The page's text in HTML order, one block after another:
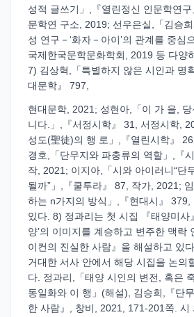
성적 글쓰기」,『열린정신 인문학연
문학연 구소, 2019; 선우은실,「김승
성 연구－‘화자－아이’의 관계를 중심
국제한국문학문화학회, 2019 등 다양
7) 김상혁,「특별하지 않은 시인과 명
대문학』 797,
현대문학, 2021; 성현아,「이 가 을,
니다.」,『서정시학』 31, 서정시학,
성도(聖徒)의 행 로」,『열린시학』
경호,「단무지와 파충류의 역할」,『
작, 2021; 이지아,「시와 아이러니“단
될까”」,『쿨투라』 87, 작가, 2021;
하는 n가지의 방식」,『현대시』 379,
있다. 8) 정과리는 첫 시집 『태양미사
양’의 이미지를 계승하고 변주한 맥락
이컨의 진실한 사람』을 해설하고 있
거대한 서사 안에서 해당 시집을 논의
다. 정과리,「태양 시인의 변전, 혹은
동일화와 이 행」(해설), 김승희,『단
한 사람』, 창비, 2021, 171-201쪽. 시